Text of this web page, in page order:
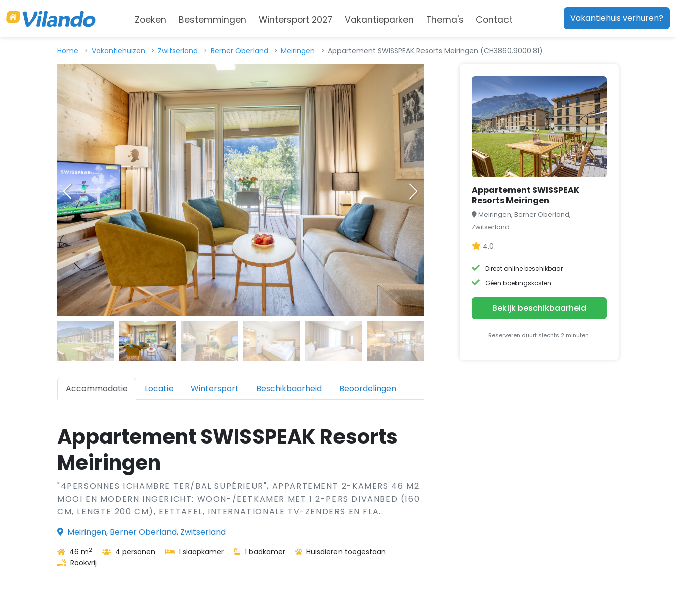
Zoeken Bestemmingen Wintersport 2027 Vakantieparken Thema's Contact Vakantiehuis verhuren?
Home Vakantiehuizen Zwitserland Berner Oberland Meiringen Appartement SWISSPEAK Resorts Meiringen (CH3860.9000.81)
Accommodatie Locatie Wintersport Beschikbaarheid Beoordelingen
Appartement SWISSPEAK Resorts
Meiringen
"4PERSONNES 1CHAMBRE TER/BAL SUPÉRIEUR", APPARTEMENT 2-KAMERS 46 M2.
MOOI EN MODERN INGERICHT: WOON-/EETKAMER MET 1 2-PERS DIVANBED (160
CM, LENGTE 200 CM), EETTAFEL, INTERNATIONALE TV-ZENDERS EN FLA..
Meiringen, Berner Oberland, Zwitserland
46 m2 4 personen 1 slaapkamer 1 badkamer
Huisdieren toegestaan
Rookvrij
Appartement SWISSPEAK
Resorts Meiringen
Meiringen, Berner Oberland,
Zwitserland
4,0
Direct online beschikbaar
Géén boekingskosten
Bekijk beschikbaarheid
Reserveren duurt slechts 2 minuten.